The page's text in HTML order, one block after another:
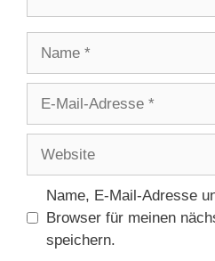
Adresse
Name, E-Mail-Adresse
Browser für meinen
speichern.